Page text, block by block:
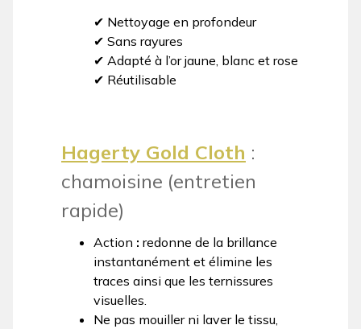
✔ Nettoyage en profondeur
✔ Sans rayures
✔ Adapté à l’or jaune, blanc et rose
✔ Réutilisable
Hagerty Gold Cloth :
chamoisine (entretien
rapide)
Action : redonne de la brillance
instantanément et élimine les
traces ainsi que les ternissures
visuelles.
Ne pas mouiller ni laver le tissu,